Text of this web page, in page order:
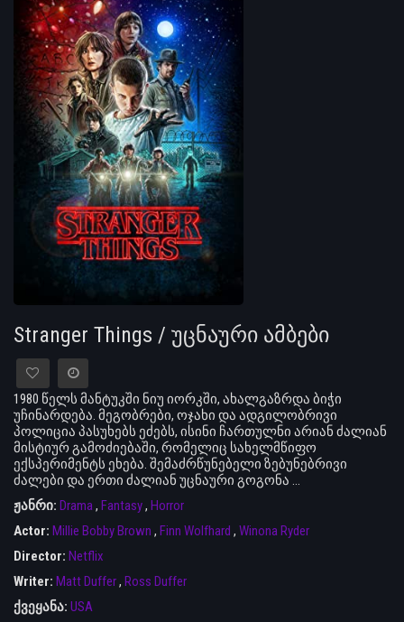
Stranger Things / უცნაური ამბები
1980 წელს მანტუკში ნიუ იორკში, ახალგაზრდა ბიჭი
უჩინარდება. მეგობრები, ოჯახი და ადგილობრივი
პოლიცია პასუხებს ეძებს, ისინი ჩართულნი არიან ძალიან
მისტიურ გამოძიებაში, რომელიც სახელმწიფო
ექსპერიმენტს ეხება. შემაძრწუნებელი ზებუნებრივი
ძალები და ერთი ძალიან უცნაური გოგონა ...
ჟანრი: Drama , Fantasy, Horror
Actor: Millie Bobby Brown , Finn Wolfhard , Winona Ryder
Director: Netflix
Writer: Matt Duffer, Ross Duffer
ქვეყანა: USA